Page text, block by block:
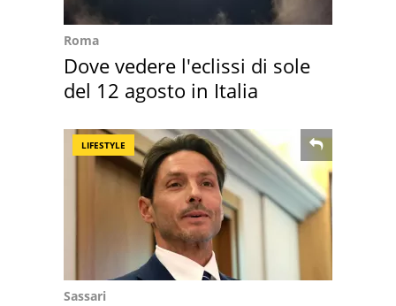
Roma
Dove vedere l'eclissi di sole
del 12 agosto in Italia
LIFESTYLE
Sassari